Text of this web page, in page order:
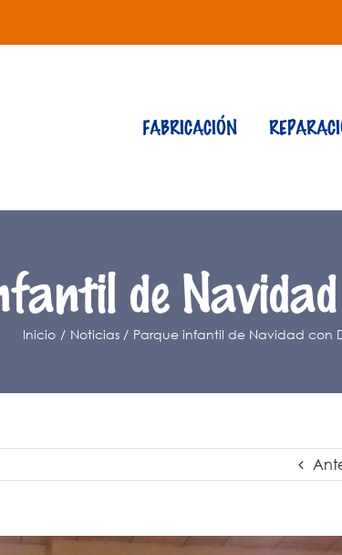
FABRICACIÓN
de Navidad
Inicio Noticias Parque infantil de Navidad con